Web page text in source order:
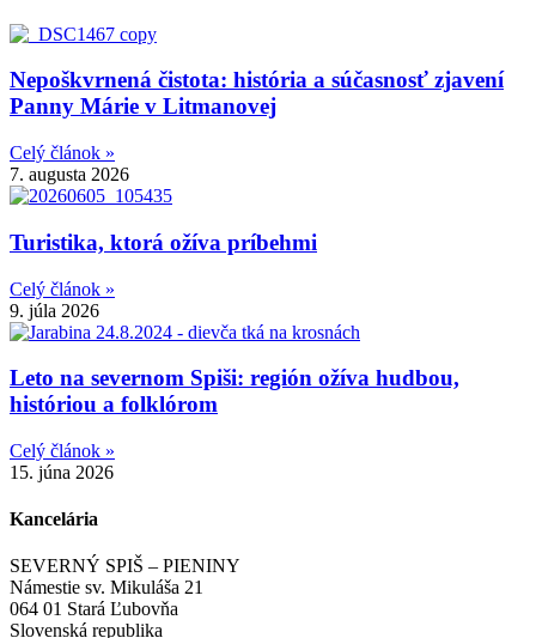
Nepoškvrnená čistota: história a súčasnosť zjavení
Panny Márie v Litmanovej
Celý článok »
7. augusta 2026
Turistika, ktorá ožíva príbehmi
Celý článok »
9. júla 2026
Leto na severnom Spiši: región ožíva hudbou,
históriou a folklórom
Celý článok »
15. júna 2026
Kancelária
SEVERNÝ SPIŠ – PIENINY
Námestie sv. Mikuláša 21
064 01 Stará Ľubovňa
Slovenská republika